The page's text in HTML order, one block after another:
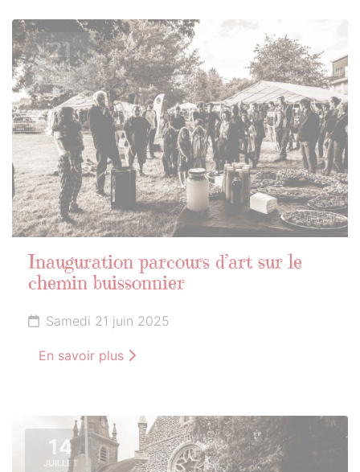
21
JUIN
2025
Inauguration parcours d’art sur le
chemin buissonnier
Samedi 21 juin 2025
En savoir plus
14
JUILLET